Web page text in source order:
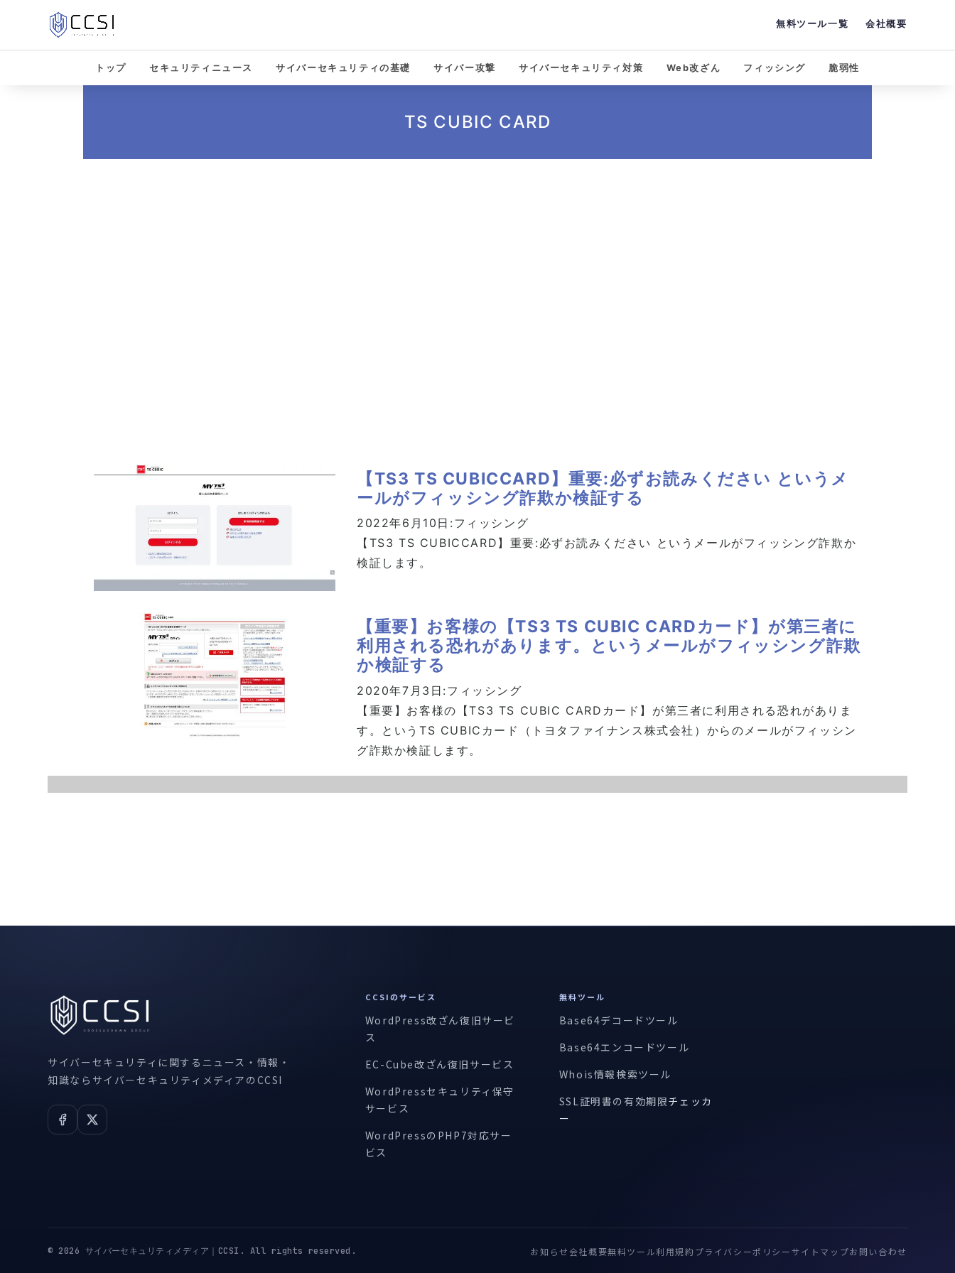
無料ツール一覧 会社概要
トップ セキュリティニュース サイバーセキュリティの基礎 サイバー攻撃 サイバーセキュリティ対策 Web改ざん フィッシング 脆弱性
TS CUBIC CARD
【TS3 TS CUBICCARD】重要:必ずお読みください というメ
ールがフィッシング詐欺か検証する
2022年6月10日: フィッシング
【TS3 TS CUBICCARD】重要:必ずお読みください というメールがフィッシング詐欺か
検証します。
【重要】お客様の【TS3 TS CUBIC CARDカード】が第三者に
利用される恐れがあります。というメールがフィッシング詐欺
か検証する
2020年7月3日: フィッシング
【重要】お客様の【TS3 TS CUBIC CARDカード】が第三者に利用される恐れがありま
す。というTS CUBICカード（トヨタファイナンス株式会社）からのメールがフィッシン
グ詐欺か検証します。
サイバーセキュリティに関するニュース・情報・
知識ならサイバーセキュリティメディアのCCSI
CCSIのサービス
WordPress改ざん復旧サービ
ス
EC-Cube改ざん復旧サービス
WordPressセキュリティ保守
サービス
WordPressのPHP7対応サー
ビス
無料ツール
Base64デコードツール
Base64エンコードツール
Whois情報検索ツール
SSL証明書の有効期限チェッカ
ー
© 2026 サイバーセキュリティメディア｜CCSI. All rights reserved. お知らせ会社概要無料ツール利用規約 プライバシーポリシーサイトマップお問い合わせ